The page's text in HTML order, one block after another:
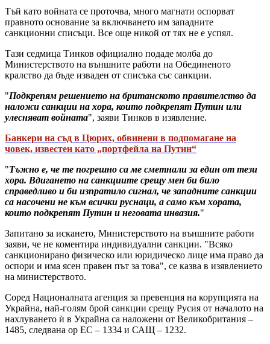
Тъй като войната се проточва, много магнати оспорват
правното основание за включването им западните
санкционни списъци. Все още никой от тях не е успял.
Тази седмица Тинков официално подаде молба до
Министерството на външните работи на Обединеното
кралство да бъде изваден от списъка със санкции.
"Подкрепям решението на британското правителство да
наложи санкции на хора, които подкрепят Путин или
улесняват войната", заяви Тинков в изявление.
Банкери на съд в Цюрих, обвинени в подпомагане на
човек, известен като „портфейла на Путин“
"Тъжно е, че те погрешно са ме сметнали за един от тези
хора. Вдигането на санкциите срещу мен би било
справедливо и би изпратило сигнал, че западните санкции
са насочени не към всички руснаци, а само към хората,
които подкрепят Путин и неговата инвазия."
Запитано за искането, Министерството на външните работи
заяви, че не коментира индивидуални санкции. "Всяко
санкционирано физическо или юридическо лице има право да
оспори и има ясен правен път за това", се казва в изявлението
на министерството.
Соред Националната агенция за превенция на корупцията на
Украйна, най-голям брой санкции срещу Русия от началото на
нахлуването ѝ в Украйна са наложени от Великобритания –
1485, следвана ор ЕС – 1334 и САЩ – 1232.